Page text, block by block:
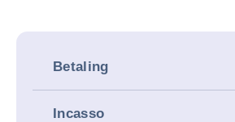
Betaling
Incasso